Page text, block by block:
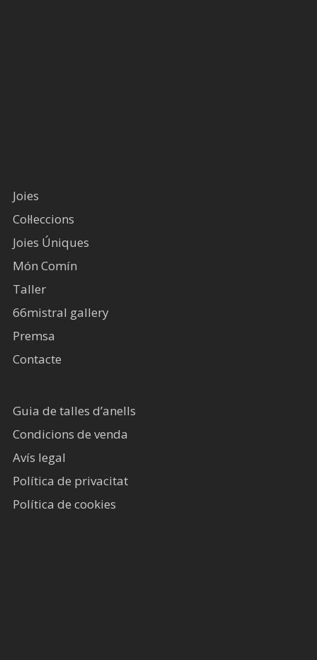
Joies
Col·leccions
Joies Úniques
Món Comín
Taller
66mistral gallery
Premsa
Contacte
Guia de talles d’anells
Condicions de venda
Avís legal​
Política de privacitat
Política de cookies